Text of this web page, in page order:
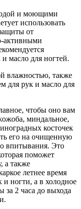
и моющими
использовать
от
активными
масло для ногтей.
влажностью, также
для рук и масло для
чтобы оно вам
миндальное,
косточек
его на очищенную
впитывания. Это
поможет
а также
летнее время
и ногти, а в холодное
за 2 часа до выхода